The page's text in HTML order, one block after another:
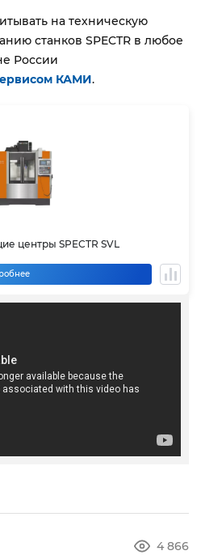
на техническую
станков SPECTR в любое
России
КАМИ.
центры SPECTR SVL
4 866